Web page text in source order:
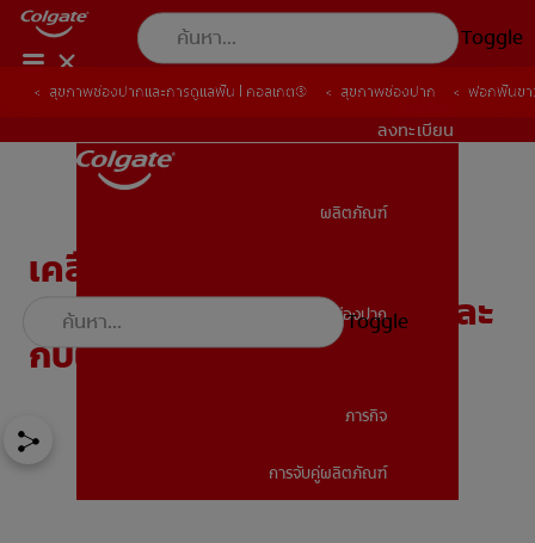
Toggle
ลงทะเบียน
ผลิตภัณฑ์
สุขภาพช่องปาก
ภารกิจ
การจับคู่ผลิตภัณฑ์
Toggle
สุขภาพช่องปากและการดูแลฟัน | คอลเกต® สุขภาพช่องปาก ฟอกฟันขา
เคลือบฟันขาวราคาเท่าไร?
เปรียบเทียบวิธีทำเองที่บ้านและ
กับผู้เชี่ยวชาญ